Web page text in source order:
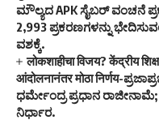
ಮೌಲ್ಯದ APK ಸೈಬರ್ ವಂಚನೆ
2,993 ಪ್ರಕರಣಗಳನ್ನು
ವಶಕ್ಕೆ.
लोकशाहीचा विजय? केंद्रीय
आंदोलनानंतर मोठा निर्णय-
ಧರ್ಮೇಂದ್ರ ಪ್ರಧಾನ
ನಿರ್ಧಾರ.